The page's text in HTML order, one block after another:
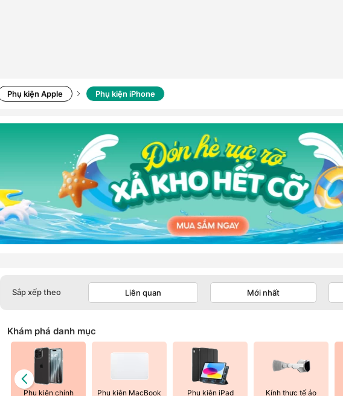
Phụ kiện Apple Phụ kiện iPhone
Sắp xếp theo Liên quan Mới nhất
Khám phá danh mục
Phụ kiện chính
Phụ kiện MacBook Phụ kiện iPad Kính thực tế ảo